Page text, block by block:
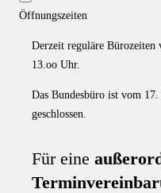
Öffnungszeiten
Derzeit reguläre
13.oo Uhr.
Das Bundesbüro ist vom
geschlossen.
Für eine